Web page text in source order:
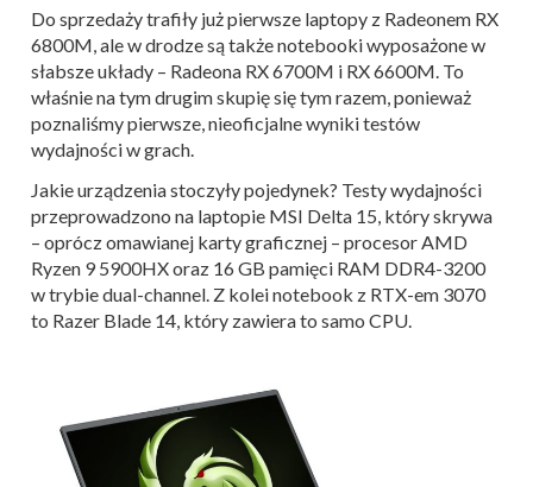
Do sprzedaży trafiły już pierwsze laptopy z Radeonem RX
6800M, ale w drodze są także notebooki wyposażone w
słabsze układy – Radeona RX 6700M i RX 6600M. To
właśnie na tym drugim skupię się tym razem, ponieważ
poznaliśmy pierwsze, nieoficjalne wyniki testów
wydajności w grach.
Jakie urządzenia stoczyły pojedynek? Testy wydajności
przeprowadzono na laptopie MSI Delta 15, który skrywa
– oprócz omawianej karty graficznej – procesor AMD
Ryzen 9 5900HX oraz 16 GB pamięci RAM DDR4-3200
w trybie dual-channel. Z kolei notebook z RTX-em 3070
to Razer Blade 14, który zawiera to samo CPU.